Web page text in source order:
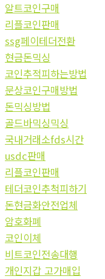
알트코인구매
리플코인판매
ssg페이테더전환
현금돈믹싱
코인추적피하는방법
문상코인구매방법
돈믹싱방법
골드바믹싱믹싱
국내거래소fds시간
usdc판매
리플코인판매
테더코인추척피하기
돈현금화안전업체
암호화폐
코인이체
비트코인전송대행
개인지갑 고가매입